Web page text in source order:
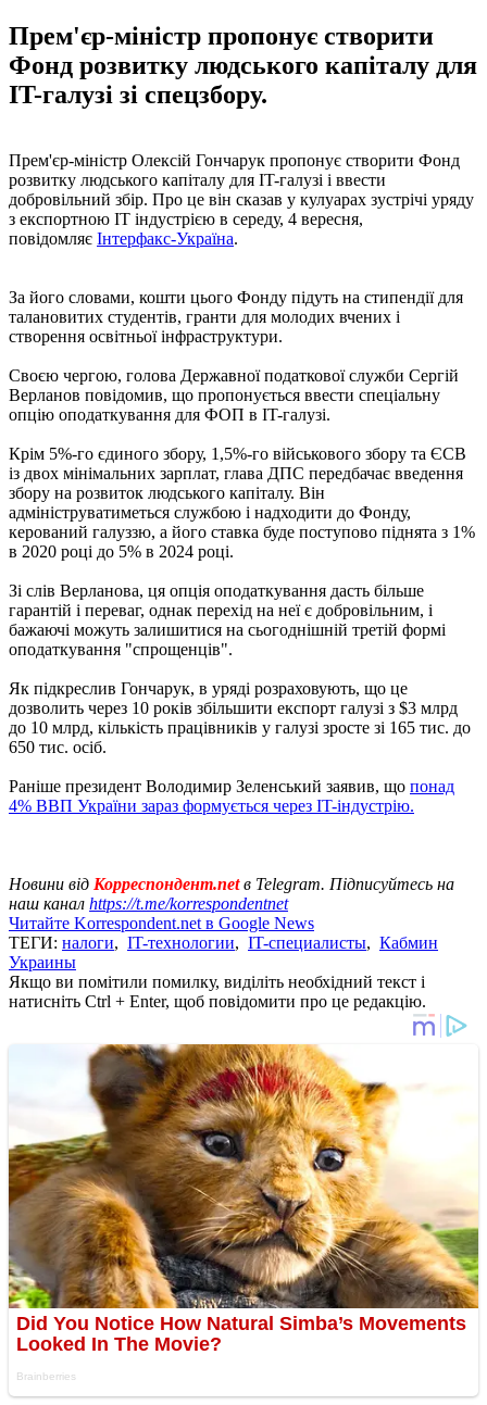
Прем'єр-міністр пропонує створити
Фонд розвитку людського капіталу для
IT-галузі зі спецзбору.
Прем'єр-міністр Олексій Гончарук пропонує створити Фонд
розвитку людського капіталу для IT-галузі і ввести
добровільний збір. Про це він сказав у кулуарах зустрічі уряду
з експортною ІТ індустрією в середу, 4 вересня,
повідомляє Інтерфакс-Україна.
За його словами, кошти цього Фонду підуть на стипендії для
талановитих студентів, гранти для молодих вчених і
створення освітньої інфраструктури.
Своєю чергою, голова Державної податкової служби Сергій
Верланов повідомив, що пропонується ввести спеціальну
опцію оподаткування для ФОП в IT-галузі.
Крім 5%-го єдиного збору, 1,5%-го військового збору та ЄСВ
із двох мінімальних зарплат, глава ДПС передбачає введення
збору на розвиток людського капіталу. Він
адмініструватиметься службою і надходити до Фонду,
керований галуззю, а його ставка буде поступово піднята з 1%
в 2020 році до 5% в 2024 році.
Зі слів Верланова, ця опція оподаткування дасть більше
гарантій і переваг, однак перехід на неї є добровільним, і
бажаючі можуть залишитися на сьогоднішній третій формі
оподаткування "спрощенців".
Як підкреслив Гончарук, в уряді розраховують, що це
дозволить через 10 років збільшити експорт галузі з $3 млрд
до 10 млрд, кількість працівників у галузі зросте зі 165 тис. до
650 тис. осіб.
Раніше президент Володимир Зеленський заявив, що понад
4% ВВП України зараз формується через IT-індустрію.
Новини від Корреспондент.netв Telegram. Підписуйтесь на
наш канал https://t.me/korrespondentnet
Читайте Korrespondent.net в Google News
ТЕГИ: налоги, IT-технологии, IT-специалисты, Кабмин
Украины
Якщо ви помітили помилку, виділіть необхідний текст і
натисніть Ctrl + Enter, щоб повідомити про це редакцію.